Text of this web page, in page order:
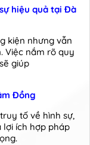
hiệu quả tại Đà
kiện nhưng vẫn
Việc nắm rõ quy
giúp
Đồng
tố về hình sự,
lợi ích hợp pháp